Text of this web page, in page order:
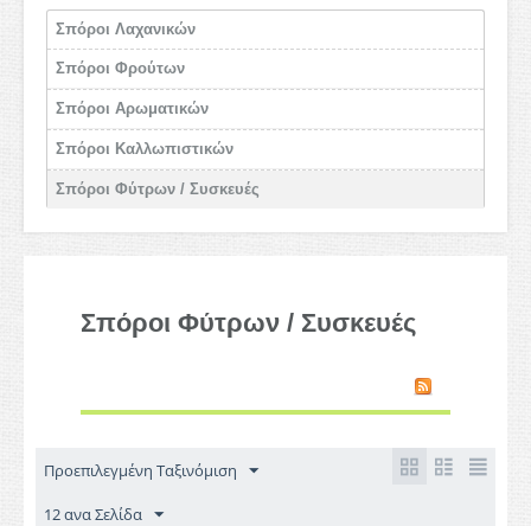
Σπόροι Λαχανικών
Σπόροι Φρούτων
Σπόροι Αρωματικών
Σπόροι Καλλωπιστικών
Σπόροι Φύτρων / Συσκευές
Σπόροι Φύτρων / Συσκευές
Προεπιλεγμένη Ταξινόμιση
12 ανα Σελίδα